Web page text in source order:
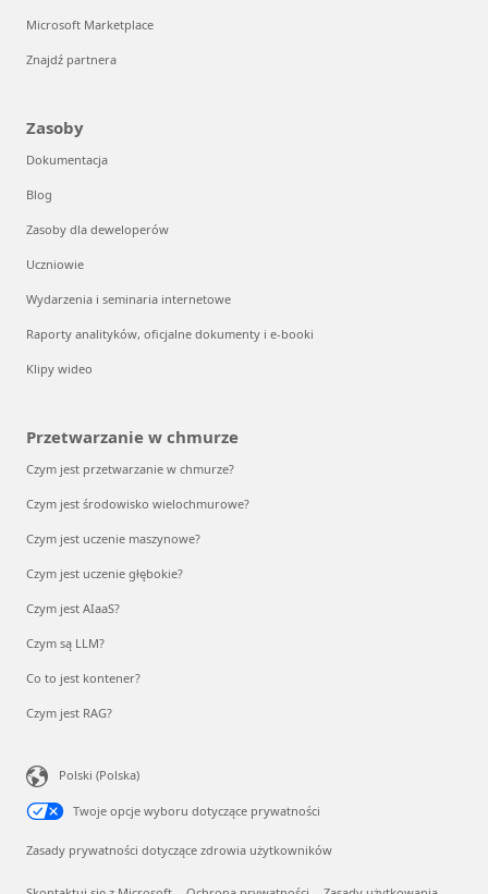
Microsoft Marketplace
Znajdź partnera
Zasoby
Dokumentacja
Blog
Zasoby dla deweloperów
Uczniowie
Wydarzenia i seminaria internetowe
Raporty analityków, oficjalne dokumenty i e-booki
Klipy wideo
Przetwarzanie w chmurze
Czym jest przetwarzanie w chmurze?
Czym jest środowisko wielochmurowe?
Czym jest uczenie maszynowe?
Czym jest uczenie głębokie?
Czym jest AIaaS?
Czym są LLM?
Co to jest kontener?
Czym jest RAG?
Polski (Polska)
Twoje opcje wyboru dotyczące prywatności
Zasady prywatności dotyczące zdrowia użytkowników